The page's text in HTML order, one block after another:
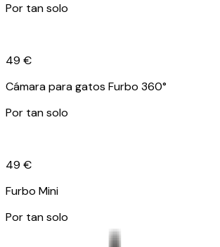
Por tan solo
49 €
Cámara para gatos Furbo 360°
Por tan solo
49 €
Furbo Mini
Por tan solo